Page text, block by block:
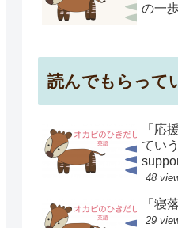
の一
読んでもらって
「応
てい
48
「寝
29